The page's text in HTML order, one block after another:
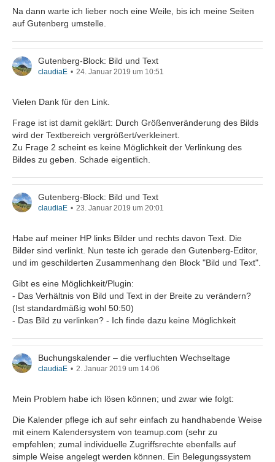
Na dann warte ich lieber noch eine Weile, bis ich meine Seiten
auf Gutenberg umstelle.
Gutenberg-Block: Bild und Text
claudiaE 24. Januar 2019 um 10:51
Vielen Dank für den Link.
Frage ist ist damit geklärt: Durch Größenveränderung des Bilds
wird der Textbereich vergrößert/verkleinert.
Zu Frage 2 scheint es keine Möglichkeit der Verlinkung des
Bildes zu geben. Schade eigentlich.
Gutenberg-Block: Bild und Text
claudiaE 23. Januar 2019 um 20:01
Habe auf meiner HP links Bilder und rechts davon Text. Die
Bilder sind verlinkt. Nun teste ich gerade den Gutenberg-Editor,
und im geschilderten Zusammenhang den Block "Bild und Text".
Gibt es eine Möglichkeit/Plugin:
- Das Verhältnis von Bild und Text in der Breite zu verändern?
(Ist standardmäßig wohl 50:50)
- Das Bild zu verlinken? - Ich finde dazu keine Möglichkeit
Buchungskalender – die verfluchten Wechseltage
claudiaE 2. Januar 2019 um 14:06
Mein Problem habe ich lösen können; und zwar wie folgt:
Die Kalender pflege ich auf sehr einfach zu handhabende Weise
mit einem Kalendersystem von teamup.com (sehr zu
empfehlen; zumal individuelle Zugriffsrechte ebenfalls auf
simple Weise angelegt werden können. Ein Belegungssystem